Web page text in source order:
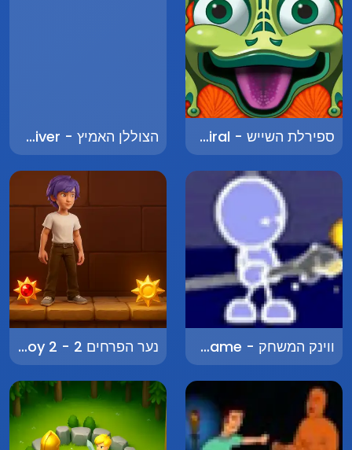
ספירלת השייש - Marble Spiral הצוללן האמיץ - The Brave Diver
ווינק המשחק - Wink The Game נער הפרחים 2 - Flower Boy 2